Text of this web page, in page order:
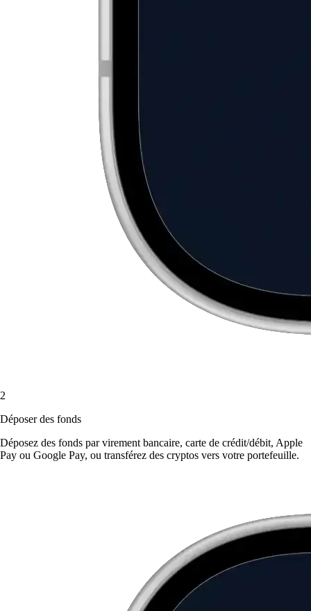
2
Déposer des fonds
Déposez des fonds par virement bancaire, carte de crédit/débit, Apple
Pay ou Google Pay, ou transférez des cryptos vers votre portefeuille.